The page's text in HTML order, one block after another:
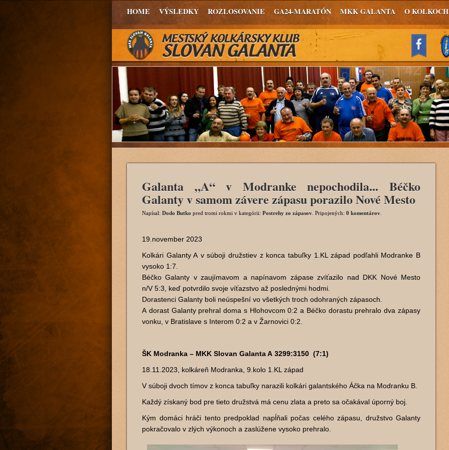
HOME VÝSLEDKY ROZLOSOVANIE GA24-MARATÓN MKK GALANTA O KOLKOCH
Galanta „A“ v Modranke nepochodila... Béčko
Galanty v samom závere zápasu porazilo Nové Mesto
Napísal: Dodo Butko pred tromi rokmi v kategórii: Postrehy zo zápasov . Pripojených: 0 komentárov
19.november 2023
Kolkári Galanty A v súboji družstiev z konca tabuľky 1.KL západ podľahli Modranke B
vysoko 1:7.
Béčko Galanty v zaujímavom a napínavom zápase zvíťazilo nad DKK Nové Mesto
n/V 5:3, keď potvrdilo svoje víťazstvo až poslednými hodmi.
Dorastenci Galanty boli neúspešní vo všetkých troch odohraných zápasoch.
A dorast Galanty prehral doma s Hlohovcom 0:2 a Béčko dorastu prehralo dva zápasy
vonku, v Bratislave s Interom 0:2 a v Žarnovici 0:2.
ŠK Modranka – MKK Slovan Galanta A 3299:3150 (7:1)
18.11.2023, kolkáreň Modranka, 9.kolo 1.KL západ
V súboji dvoch tímov z konca tabuľky narazili kolkári galantského Áčka na Modranku B.
Každý získaný bod pre tieto družstvá má cenu zlata a preto sa očakával úporný boj.
Kým domáci hráči tento predpoklad napĺňali počas celého zápasu, družstvo Galanty
pokračovalo v zlých výkonoch a zaslúžene vysoko prehralo.